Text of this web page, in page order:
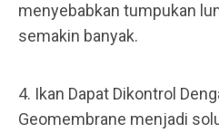
menyebabkan tumpukan
semakin banyak.
4. Ikan Dapat Dikontrol
Geomembrane menjadi